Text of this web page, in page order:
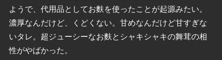
ようで、代用品としてお麩を使ったことが起源みたい。
濃厚なんだけど、くどくない。甘めなんだけど甘すぎな
いタレ。超ジューシーなお麩とシャキシャキの舞茸の相
性がやばかった。